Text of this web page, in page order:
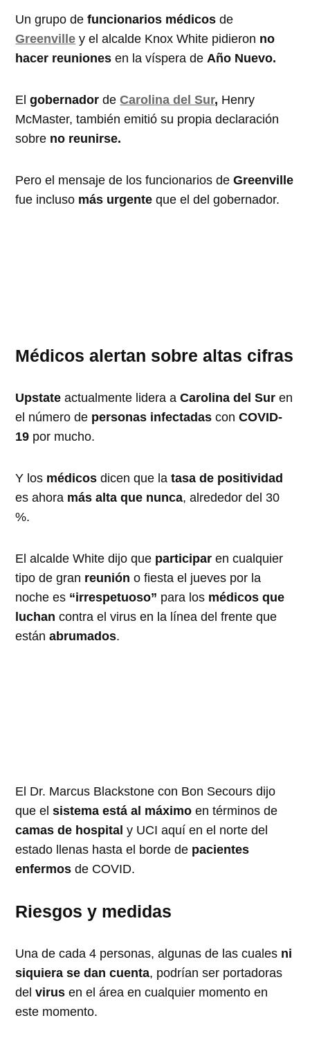
Un grupo de funcionarios médicos de
Greenville y el alcalde Knox White pidieron no
hacer reuniones en la víspera deAño Nuevo.
Elgobernador deCarolina del Sur, Henry
McMaster, también emitió su propia declaración
sobre no reunirse.
Pero el mensaje de los funcionarios deGreenville
fue incluso más urgente que el del gobernador.
Médicos alertan sobre altas cifras
Upstate actualmente lidera aCarolina del Sur en
el número de personas infectadas conCOVID-
19 por mucho.
Y los médicos dicen que latasa de positividad
es ahora más alta que nunca, alrededor del 30
%.
El alcalde White dijo que participar en cualquier
tipo de gran reunión o fiesta el jueves por la
noche es “irrespetuoso” para los médicos que
luchan contra el virus en la línea del frente que
estánabrumados.
El Dr. Marcus Blackstone con Bon Secours dijo
que elsistema está al máximo en términos de
camas de hospital y UCI aquí en el norte del
estado llenas hasta el borde de pacientes
enfermos de COVID.
Riesgos y medidas
Una de cada 4 personas, algunas de las cuales ni
siquiera se dan cuenta, podrían ser portadoras
delvirus en el área en cualquier momento en
este momento.